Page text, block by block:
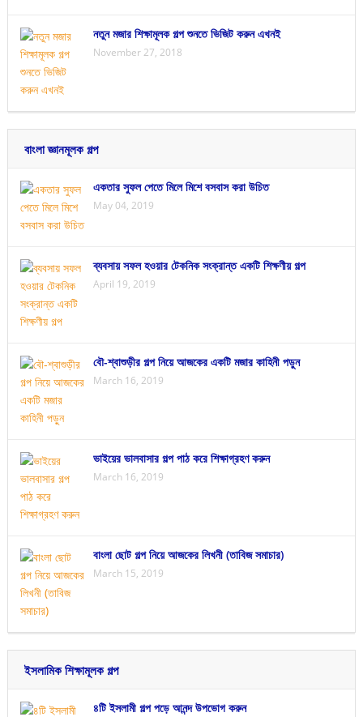
নতুন মজার শিক্ষামূলক গল্প শুনতে ভিজিট করুন এখনই
November 27, 2018
বাংলা জ্ঞানমূলক গল্প
একতার সুফল পেতে মিলে মিশে বসবাস করা উচিত
May 04, 2019
ব্যবসায় সফল হওয়ার টেকনিক সংক্রান্ত একটি শিক্ষণীয় গল্প
April 19, 2019
বৌ-শ্বাশুড়ীর গল্প নিয়ে আজকের একটি মজার কাহিনী পড়ুন
March 16, 2019
ভাইয়ের ভালবাসার গল্প পাঠ করে শিক্ষাগ্রহণ করুন
March 16, 2019
বাংলা ছোট গল্প নিয়ে আজকের লিখনী (তাবিজ সমাচার)
March 15, 2019
ইসলামিক শিক্ষামূলক গল্প
৪টি ইসলামী গল্প পড়ে আনন্দ উপভোগ করুন